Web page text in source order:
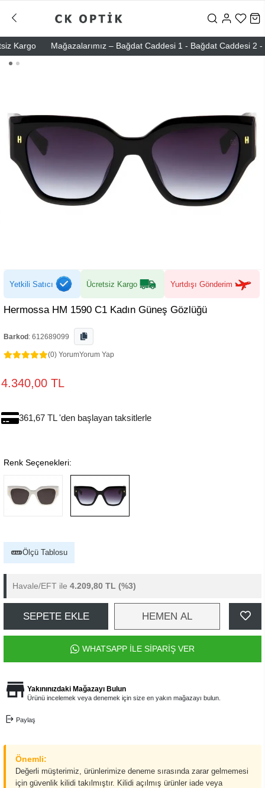
Mağazalarımız – Bağdat Caddesi 1 - Bağdat Caddesi 2 -
Yetkili Satıcı Ücretsiz Kargo Yurtdışı Gönderim
Hermossa HM 1590 C1 Kadın Güneş Gözlüğü
Barkod : 612689099
(0) YorumYorum Yap
4.340,00 TL
361,67 TL 'den başlayan taksitlerle
Renk Seçenekleri:
Ölçü Tablosu
Havale/EFT ile 4.209,80 TL (%3)
SEPETE EKLE HEMEN AL
WHATSAPP İLE SİPARİŞ VER
Yakınınızdaki Mağazayı Bulun
Ürünü incelemek veya denemek için size en yakın mağazayı bulun.
Paylaş
Önemli:
Değerli müşterimiz, ürünlerimize deneme sırasında zarar gelmemesi
için güvenlik kilidi takılmıştır. Kilidi açılmış ürünler iade veya